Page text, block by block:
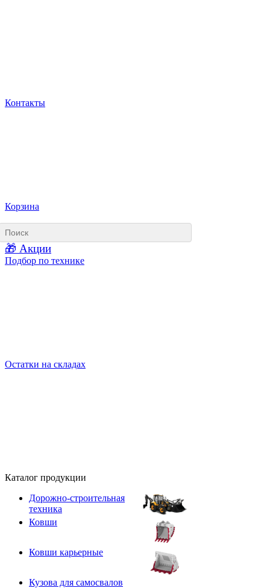
Контакты
Корзина
🎁 Акции
Подбор по технике
Остатки на складах
Каталог продукции
Дорожно-строительная
техника
Ковши
Ковши карьерные
Кузова для самосвалов